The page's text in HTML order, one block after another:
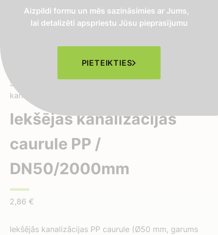
Sākums
kanalizācijas caurule PP / DN50/2000mm
Iekšējās kanalizācijas
caurule PP /
DN50/2000mm
2,86 €
Iekšējās kanalizācijas PP caurule (Ø50 mm, garums
Aizpildi formu un mēs sazināsimies ar Jums,
lai detalizēti apspriestu Jūsu pieprasījumu
PIETEIKTIES